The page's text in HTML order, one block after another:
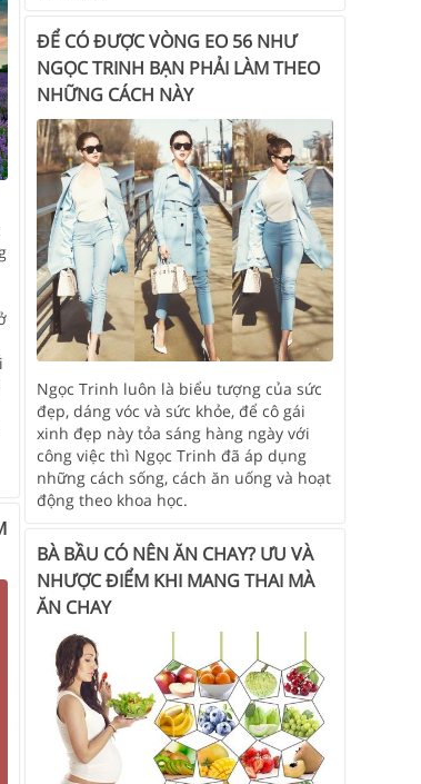
ĐỂ CÓ ĐƯỢC VÒNG EO 56 NHƯ
NGỌC TRINH BẠN PHẢI LÀM THEO
NHỮNG CÁCH NÀY
Ngọc Trinh luôn là biểu tượng của sức
đẹp, dáng vóc và sức khỏe, để cô gái
xinh đẹp này tỏa sáng hàng ngày với
công việc thì Ngọc Trinh đã áp dụng
những cách sống, cách ăn uống và hoạt
động theo khoa học.
BÀ BẦU CÓ NÊN ĂN CHAY? ƯU VÀ
NHƯỢC ĐIỂM KHI MANG THAI MÀ
ĂN CHAY